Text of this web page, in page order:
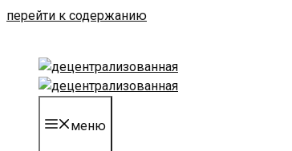
перейти к содержанию
меню